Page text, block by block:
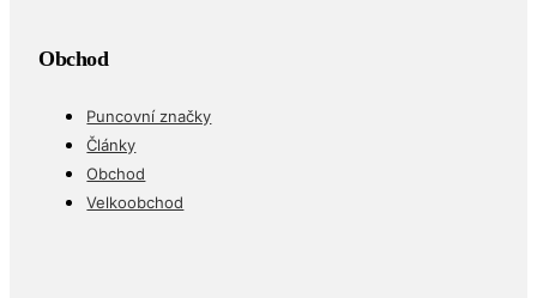
Obchod
Puncovní značky
Články
Obchod
Velkoobchod